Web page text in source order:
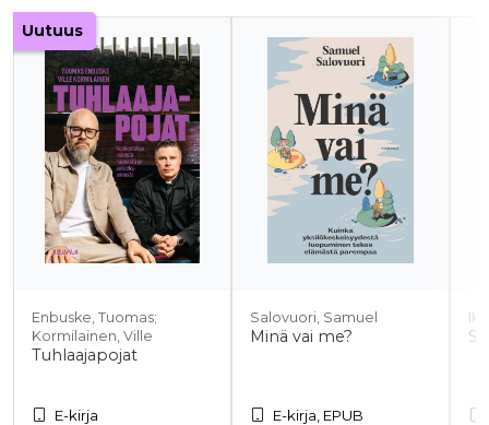
Tuoteluettelon alku
Uutuus
Enbuske, Tuomas;
Kormilainen, Ville
Tuhlaajapojat
E-kirja
Salovuori, Samuel
Minä vai me?
E-kirja, EPUB